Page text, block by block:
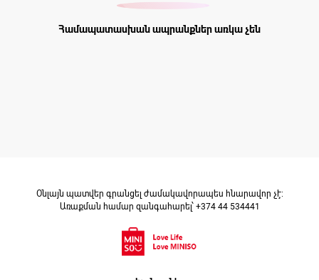
Համապատասխան ապրանքներ առկա չեն
Օնլայն պատվեր գրանցել ժամակավորապես հնարավոր չէ։
Առաքման համար զանգահարել՝ +374 44 534441